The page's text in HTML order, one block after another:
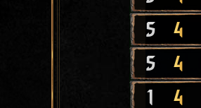
5 4
5 4
1 4